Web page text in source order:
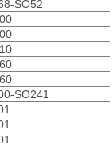
SO52
SO241